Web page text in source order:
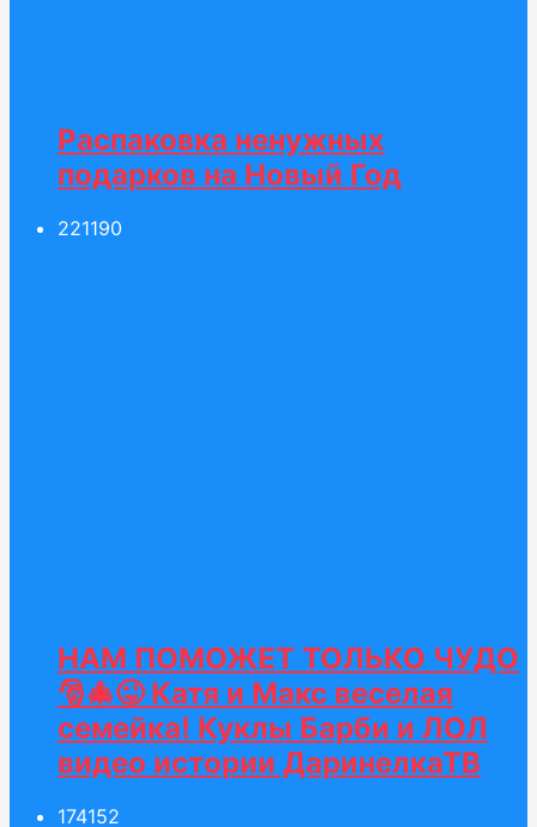
Распаковка ненужных
подарков на Новый Год
221190
НАМ ПОМОЖЕТ ТОЛЬКО ЧУДО
🎅🎄😜 Катя и Макс веселая
семейка! Куклы Барби и ЛОЛ
видео истории ДаринелкаТВ
174152